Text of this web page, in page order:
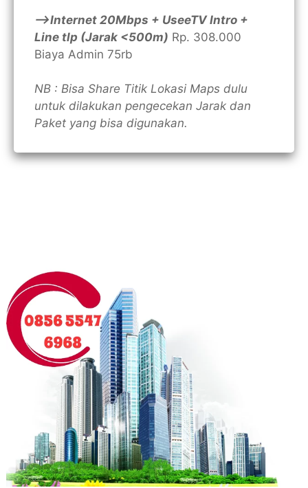
—>Internet 20Mbps + UseeTV Intro +
Line tlp (Jarak <500m) Rp. 308.000
Biaya Admin 75rb
NB : Bisa Share Titik Lokasi Maps dulu
untuk dilakukan pengecekan Jarak dan
Paket yang bisa digunakan.